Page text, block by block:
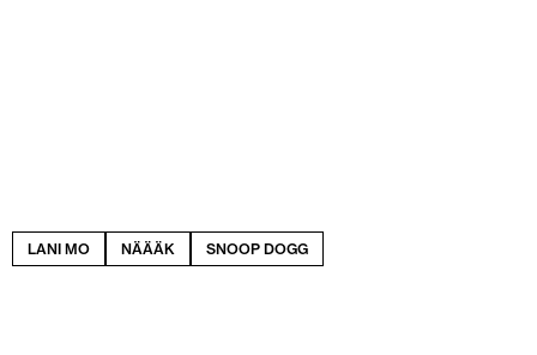
LANI MO NÄÄÄK SNOOP DOGG